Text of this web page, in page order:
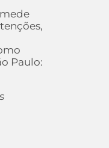
Paulo: